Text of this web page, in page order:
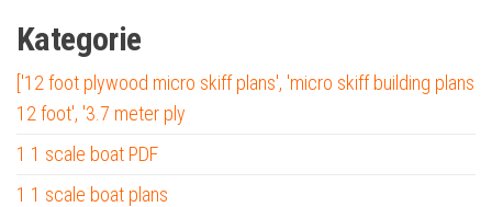
Kategorie
['12 foot plywood micro skiff plans', 'micro skiff building plans
12 foot', '3.7 meter ply
1 1 scale boat PDF
1 1 scale boat plans